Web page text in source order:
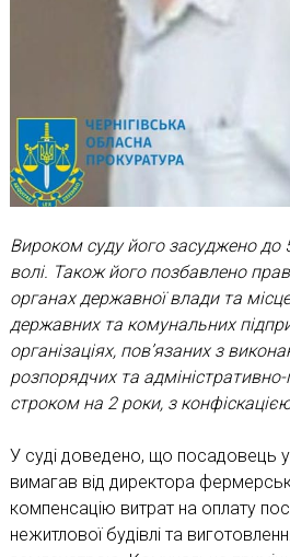
Вироком суду його засуджено до
волі. Також його позбавлено
органах державної влади та
державних та комунальних
організаціях, пов’язаних з
розпорядчих та
строком на 2 роки, з
У суді доведено, що посадовець
вимагав від директора
компенсацію витрат на оплату
нежитлової будівлі та